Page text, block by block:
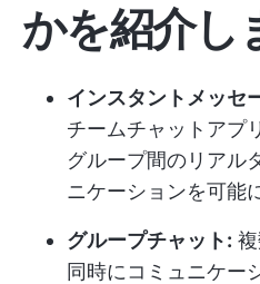
かを紹介し
インスタントメッセ
チームチャットアプ
グループ間のリアル
ニケーションを可能
グループチャット:
同時にコミュニケー